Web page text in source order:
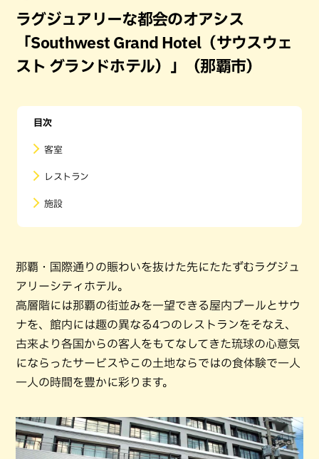
ラグジュアリーな都会のオアシス
「Southwest Grand Hotel（サウスウェ
スト グランドホテル）」（那覇市）
目次
客室
レストラン
施設
那覇・国際通りの賑わいを抜けた先にたたずむラグジュ
アリーシティホテル。
高層階には那覇の街並みを一望できる屋内プールとサウ
ナを、館内には趣の異なる4つのレストランをそなえ、
古来より各国からの客人をもてなしてきた琉球の心意気
にならったサービスやこの土地ならではの食体験で一人
一人の時間を豊かに彩ります。